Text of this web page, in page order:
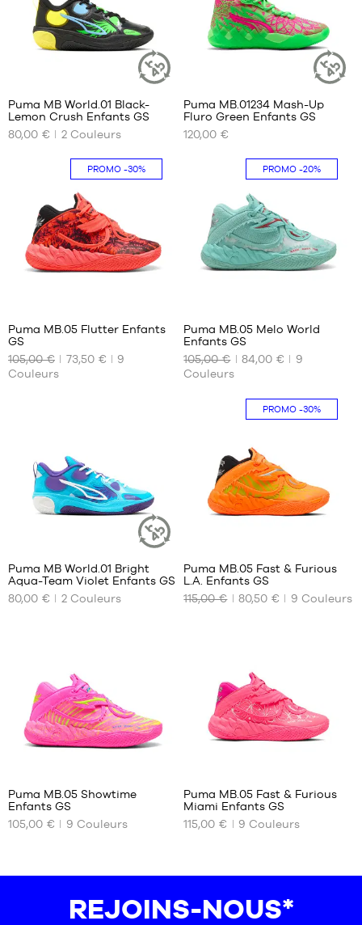
ARTICLE
DURABLE
NOS
TAILLES
37.5
38
38.5
39
Puma MB World.01 Black-
Lemon Crush Enfants GS
80,00 €
2Couleurs
ARTICLE
DURABLE
NOS
TAILLES
37.5
38
38.5
Puma MB.01234 Mash-Up
Fluro Green Enfants GS
120,00 €
PROMO-30%
NOS
TAILLES
DISPONIBLES
37.5
38
38.5
Puma MB.05 Flutter Enfants
GS
105,00 €
73,50 €
9
Couleurs
PROMO-20%
NOS
TAILLES
DISPONIBLES
38.5
39
Puma MB.05 Melo World
Enfants GS
105,00 €
84,00 €
9
Couleurs
ARTICLE
DURABLE
NOS
TAILLES
37.5
38
38.5
39
Puma MB World.01 Bright
Aqua-Team Violet Enfants GS
80,00 €
2Couleurs
PROMO-30%
NOS
TAILLES
37.5
38
38.5
Puma MB.05 Fast & Furious
L.A. Enfants GS
115,00 €
80,50 € 9 Couleurs
NOS
TAILLES
Puma MB.05 Showtime
Enfants GS
105,00 €
9 Couleurs
NOS
TAILLES
37
Puma MB.05 Fast & Furious
Miami Enfants GS
115,00 €
9 Couleurs
REJOINS-NOUS*